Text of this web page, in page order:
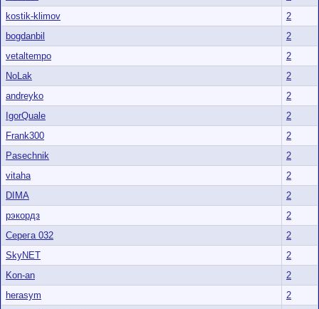
kostik-klimov
2
bogdanbil
2
vetaltempo
2
NoLak
2
andreyko
2
IgorQuale
2
Frank300
2
Pasechnik
2
vitaha
2
DIMA
2
рэкордз
2
Серега 032
2
SkyNET
2
Kon-an
2
herasym
2